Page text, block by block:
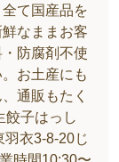
て国産品を
なままお客
防腐剤不使
お土産にも
通販もたく
餃子はっし
衣3-8-20じ